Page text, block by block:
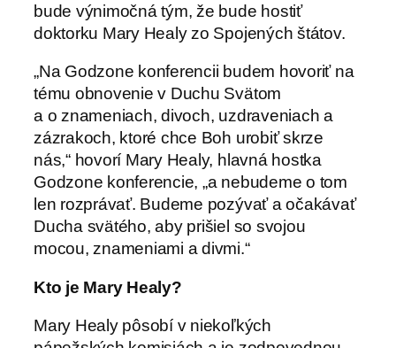
bude výnimočná tým, že bude hostiť
doktorku Mary Healy zo Spojených štátov.
„Na Godzone konferencii budem hovoriť na
tému obnovenie v Duchu Svätom
a o znameniach, divoch, uzdraveniach a
zázrakoch, ktoré chce Boh urobiť skrze
nás,“ hovorí Mary Healy, hlavná hostka
Godzone konferencie, „a nebudeme o tom
len rozprávať. Budeme pozývať a očakávať
Ducha svätého, aby prišiel so svojou
mocou, znameniami a divmi.“
Kto je Mary Healy?
Mary Healy pôsobí v niekoľkých